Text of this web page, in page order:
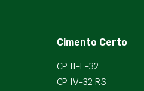
Cimento Certo
CP II-F-32
CP IV-32 RS